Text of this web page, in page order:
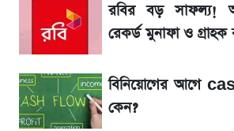
আগে দেখে নিন, আজকের সোনার
তাপমাত্রা নিয়ে নতুন পূর্বাভাস দিল
টিভিতে আজকের খেলা (৭ আগস্ট)
রবির বড় সাফল্য!
রেকর্ড মুনাফা ও গ্রাহক
বিনিয়োগের আগে
কেন?